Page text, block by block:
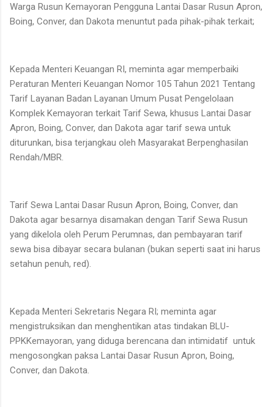
Warga Rusun Kemayoran Pengguna Lantai Dasar Rusun Apron,
Boing, Conver, dan Dakota menuntut pada pihak-pihak terkait;
Kepada Menteri Keuangan RI, meminta agar memperbaiki
Peraturan Menteri Keuangan Nomor 105 Tahun 2021 Tentang
Tarif Layanan Badan Layanan Umum Pusat Pengelolaan
Komplek Kemayoran terkait Tarif Sewa, khusus Lantai Dasar
Apron, Boing, Conver, dan Dakota agar tarif sewa untuk
diturunkan, bisa terjangkau oleh Masyarakat Berpenghasilan
Rendah/MBR.
Tarif Sewa Lantai Dasar Rusun Apron, Boing, Conver, dan
Dakota agar besarnya disamakan dengan Tarif Sewa Rusun
yang dikelola oleh Perum Perumnas, dan pembayaran tarif
sewa bisa dibayar secara bulanan (bukan seperti saat ini harus
setahun penuh, red).
Kepada Menteri Sekretaris Negara RI; meminta agar
mengistruksikan dan menghentikan atas tindakan BLU-
PPKKemayoran, yang diduga berencana dan intimidatif untuk
mengosongkan paksa Lantai Dasar Rusun Apron, Boing,
Conver, dan Dakota.